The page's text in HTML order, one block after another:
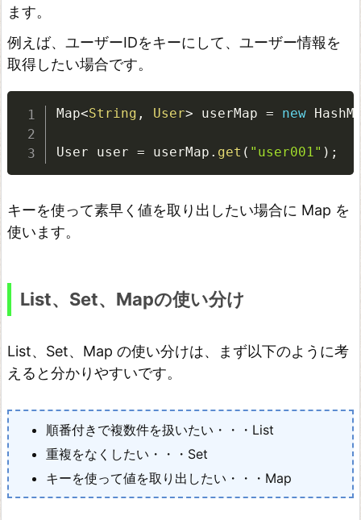
の
使
い
f
i
l
e
r
a
を
組
合
わ
せ
る
ます。
例えば、ユーザーIDをキーにして、ユーザー情報を
取得したい場合です。
Map<String , User> userMap = new
User user = userMap . get ( "user001" ) ;
キーを使って素早く値を取り出したい場合に Map を
使います。
List、Set、Mapの使い分け
List、Set、Map の使い分けは、まず以下のように考
えると分かりやすいです。
順番付きで複数件を扱いたい・・・List
重複をなくしたい・・・Set
キーを使って値を取り出したい・・・Map